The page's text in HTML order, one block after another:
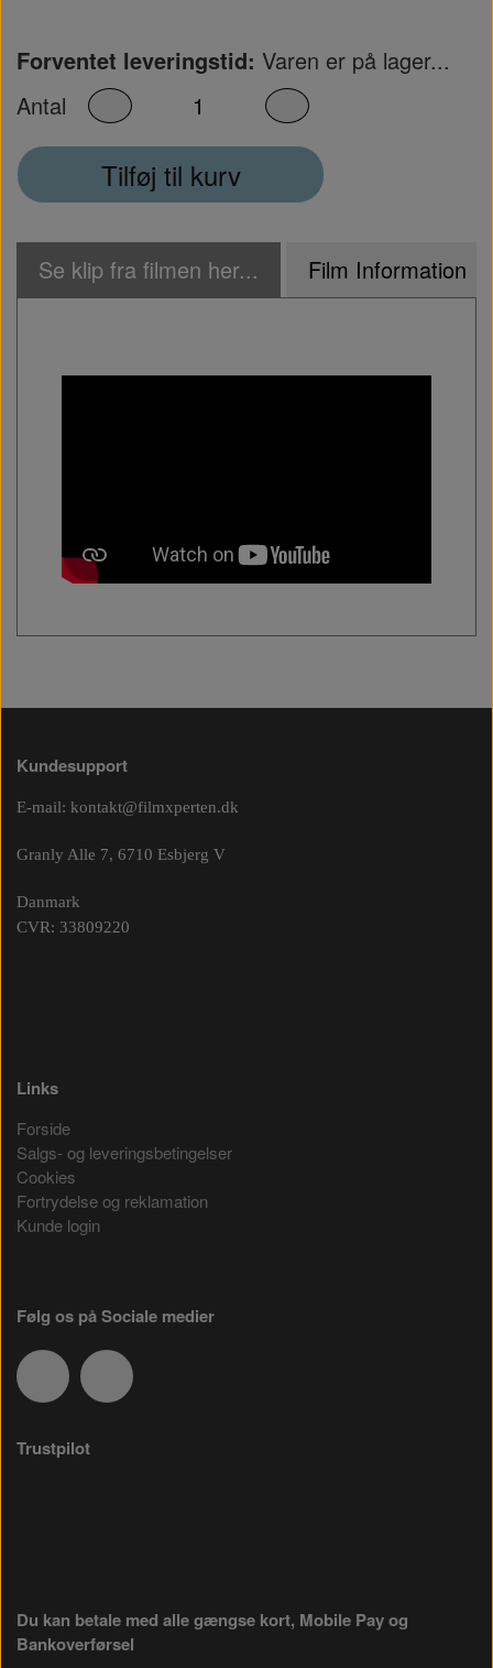
Forventet leveringstid: Varen er på lager...
Antal
Tilføj til kurv
Se klip fra filmen her... Film Information
Kundesupport
E-mail: kontakt@filmxperten.dk
Granly Alle 7, 6710 Esbjerg V
Danmark
CVR: 33809220
Links
Forside
Salgs- og leveringsbetingelser
Cookies
Fortrydelse og reklamation
Kunde login
Følg os på Sociale medier
Trustpilot
Du kan betale med alle gængse kort, Mobile Pay og
Bankoverførsel